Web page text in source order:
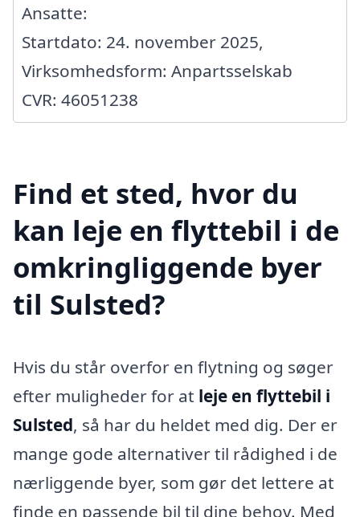
Ansatte:
Startdato: 24. november 2025,
Virksomhedsform: Anpartsselskab
CVR: 46051238
Find et sted, hvor du
kan leje en flyttebil i de
omkringliggende byer
til Sulsted?
Hvis du står overfor en flytning og søger
efter muligheder for at leje en flyttebil i
Sulsted, så har du heldet med dig. Der er
mange gode alternativer til rådighed i de
nærliggende byer, som gør det lettere at
finde en passende bil til dine behov. Med